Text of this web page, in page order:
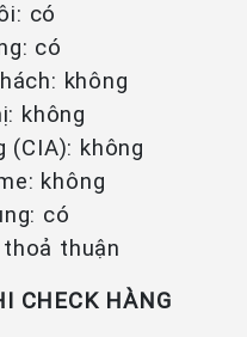
có
có
không
không
(CIA): không
không
có
thuận
CHECK HÀNG